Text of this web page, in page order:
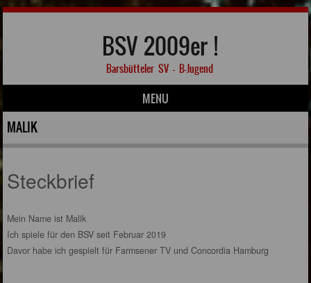
BSV 2009er !
Barsbütteler SV – B-Jugend
MENU
Skip to content
MALIK
Steckbrief
Mein Name ist Malik
Ich spiele für den BSV seit Februar 2019
Davor habe ich gespielt für Farmsener TV und Concordia Hamburg